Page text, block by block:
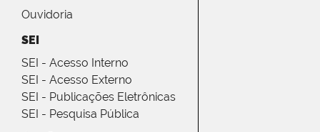
Ouvidoria
SEI
SEI - Acesso Interno
SEI - Acesso Externo
SEI - Publicações Eletrônicas
SEI - Pesquisa Pública